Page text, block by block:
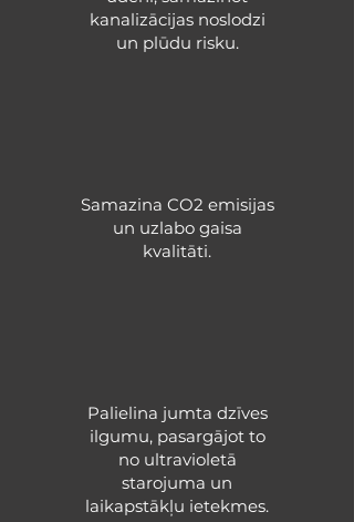
kanalizācijas noslodzi
un plūdu risku.
Samazina CO2 emisijas
un uzlabo gaisa
kvalitāti.
Palielina jumta dzīves
ilgumu, pasargājot to
no ultravioletā
starojuma un
laikapstākļu ietekmes.